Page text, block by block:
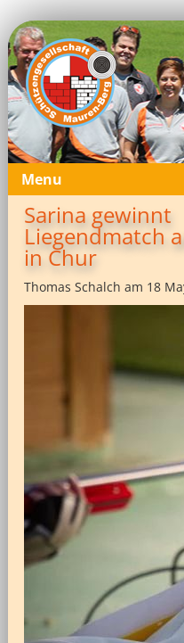
Menu
Sarina gewinnt
Liegendmatch
in Chur
Thomas Schalch am 18